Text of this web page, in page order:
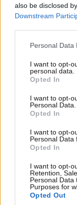
also be disclosed
Downstream
Please note that
not limited to your
grant or deny
use your data for
consent section.
Personal Data
I want to opt-
personal data.
Opted In
I want to opt-
Personal Data.
Opted In
I want to opt-
Personal Data
Opted In
I want to opt-
Retention,
Personal Data
Purposes for
Opted Out
ΑΘΛΗΤΙΚΑ07·08·2026
Ακυρώνει δύο